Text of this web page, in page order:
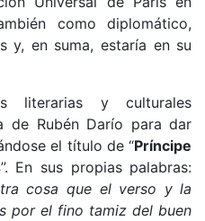
como diplomático,
y, en suma, estaría en su
literarias y culturales
de Rubén Darío para dar
el título de “Príncipe
”. En sus propias palabras:
cosa que el verso y la
por el fino tamiz del buen